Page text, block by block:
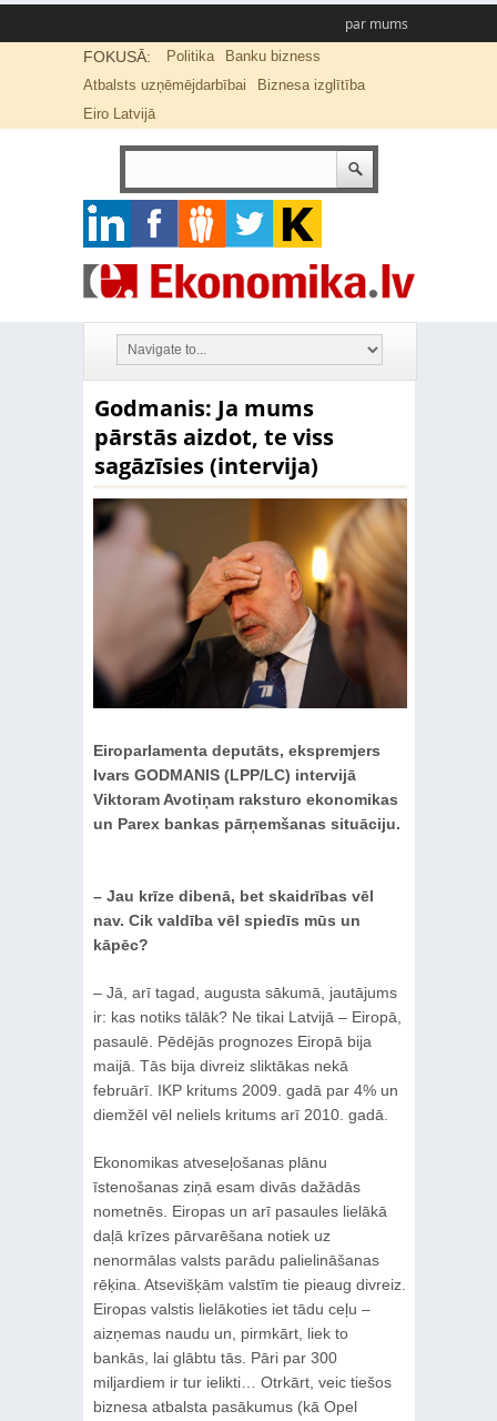
par mums
FOKUSĀ: Politika
Banku bizness
Atbalsts uzņēmējdarbībai
Biznesa izglītība
Eiro Latvijā
Godmanis: Ja mums
pārstās aizdot, te viss
sagāzīsies (intervija)
Eiroparlamenta deputāts, ekspremjers
Ivars GODMANIS (LPP/LC) intervijā
Viktoram Avotiņam raksturo ekonomikas
un Parex bankas pārņemšanas situāciju.
– Jau krīze dibenā, bet skaidrības vēl
nav. Cik valdība vēl spiedīs mūs un
kāpēc?
– Jā, arī tagad, augusta sākumā, jautājums
ir: kas notiks tālāk? Ne tikai Latvijā – Eiropā,
pasaulē. Pēdējās prognozes Eiropā bija
maijā. Tās bija divreiz sliktākas nekā
februārī. IKP kritums 2009. gadā par 4% un
diemžēl vēl neliels kritums arī 2010. gadā.
Ekonomikas atveseļošanas plānu
īstenošanas ziņā esam divās dažādās
nometnēs. Eiropas un arī pasaules lielākā
daļā krīzes pārvarēšana notiek uz
nenormālas valsts parādu palielināšanas
rēķina. Atsevišķām valstīm tie pieaug divreiz.
Eiropas valstis lielākoties iet tādu ceļu –
aizņemas naudu un, pirmkārt, liek to
bankās, lai glābtu tās. Pāri par 300
miljardiem ir tur ielikti… Otrkārt, veic tiešos
biznesa atbalsta pasākumus (kā Opel